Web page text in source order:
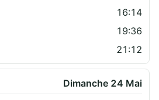
16:14
19:36
21:12
Dimanche 24 Mai